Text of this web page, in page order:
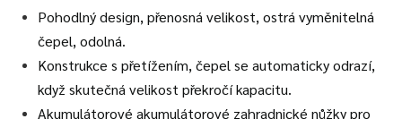
Pohodlný design, přenosná velikost, ostrá vyměnitelná
čepel, odolná.
Konstrukce s přetížením, čepel se automaticky odrazí,
když skutečná velikost překročí kapacitu.
Akumulátorové akumulátorové zahradnické nůžky pro